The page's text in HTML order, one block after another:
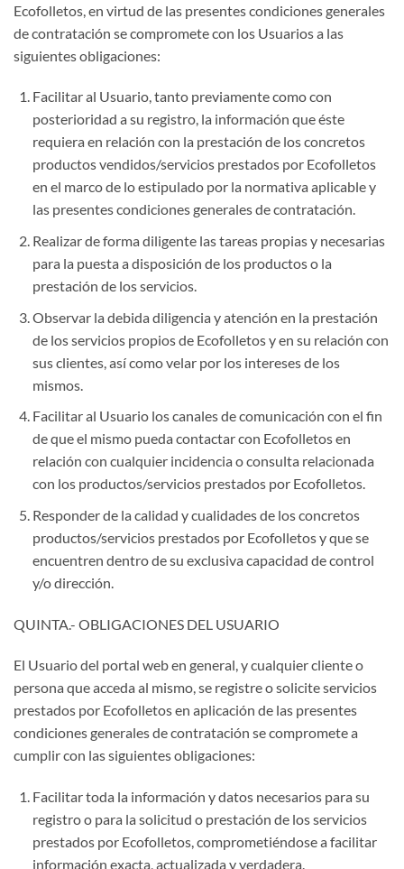
Ecofolletos, en virtud de las presentes condiciones generales
de contratación se compromete con los Usuarios a las
siguientes obligaciones:
Facilitar al Usuario, tanto previamente como con
posterioridad a su registro, la información que éste
requiera en relación con la prestación de los concretos
productos vendidos/servicios prestados por Ecofolletos
en el marco de lo estipulado por la normativa aplicable y
las presentes condiciones generales de contratación.
Realizar de forma diligente las tareas propias y necesarias
para la puesta a disposición de los productos o la
prestación de los servicios.
Observar la debida diligencia y atención en la prestación
de los servicios propios de Ecofolletos y en su relación con
sus clientes, así como velar por los intereses de los
mismos.
Facilitar al Usuario los canales de comunicación con el fin
de que el mismo pueda contactar con Ecofolletos en
relación con cualquier incidencia o consulta relacionada
con los productos/servicios prestados por Ecofolletos.
Responder de la calidad y cualidades de los concretos
productos/servicios prestados por Ecofolletos y que se
encuentren dentro de su exclusiva capacidad de control
y/o dirección.
QUINTA.- OBLIGACIONES DEL USUARIO
El Usuario del portal web en general, y cualquier cliente o
persona que acceda al mismo, se registre o solicite servicios
prestados por Ecofolletos en aplicación de las presentes
condiciones generales de contratación se compromete a
cumplir con las siguientes obligaciones:
Facilitar toda la información y datos necesarios para su
registro o para la solicitud o prestación de los servicios
prestados por Ecofolletos, comprometiéndose a facilitar
información exacta, actualizada y verdadera.